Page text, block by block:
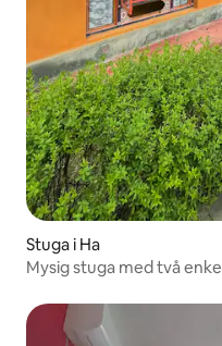
Stuga i Ha
Mysig stuga med två